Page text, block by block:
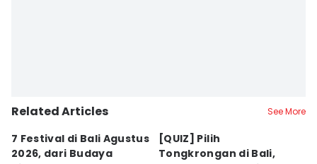
Related Articles See More
7 Festival di Bali Agustus
2026, dari Budaya
[QUIZ] Pilih
Tongkrongan di Bali,